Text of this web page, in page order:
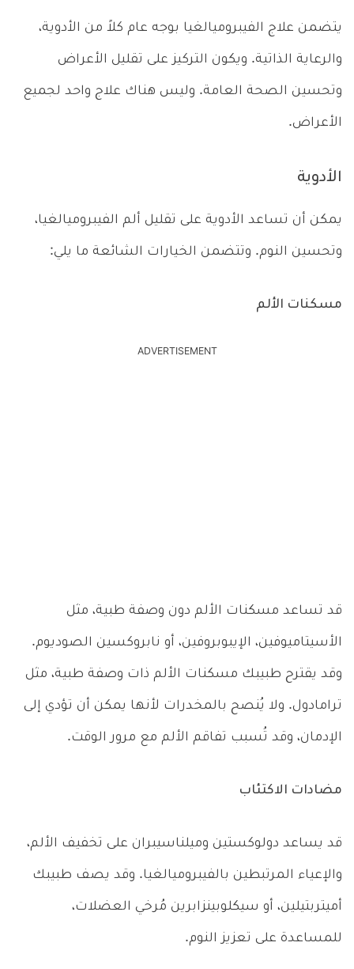
يتضمن علاج الفيبروميالغيا بوجه عام كلاً من الأدوية،
والرعاية الذاتية. ويكون التركيز على تقليل الأعراض
وتحسين الصحة العامة. وليس هناك علاج واحد لجميع
الأعراض.
الأدوية
يمكن أن تساعد الأدوية على تقليل ألم الفيبروميالغيا،
وتحسين النوم. وتتضمن الخيارات الشائعة ما يلي:
مسكنات الألم
ADVERTISEMENT
قد تساعد مسكنات الألم دون وصفة طبية، مثل
الأسيتاميوفين، الإيبوبروفين، أو نابروكسين الصوديوم.
وقد يقترح طبيبك مسكنات الألم ذات وصفة طبية، مثل
ترامادول. ولا يُنصح بالمخدرات لأنها يمكن أن تؤدي إلى
الإدمان، وقد تُسبب تفاقم الألم مع مرور الوقت.
مضادات الاكتئاب
قد يساعد دولوكستين وميلناسيبران على تخفيف الألم،
والإعياء المرتبطين بالفيبروميالغيا. وقد يصف طبيبك
أميتربتيلين، أو سيكلوبينزابرين مُرخي العضلات،
للمساعدة على تعزيز النوم.